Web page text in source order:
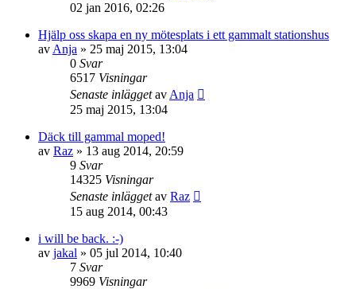
02 jan 2016, 02:26
Hjälp oss skapa en ny mötesplats i ett gammalt stationshus
av Anja » 25 maj 2015, 13:04
0 Svar
6517 Visningar
Senaste inläggetav Anja
25 maj 2015, 13:04
Däck till gammal moped!
av Raz » 13 aug 2014, 20:59
9 Svar
14325 Visningar
Senaste inläggetav Raz
15 aug 2014, 00:43
i will be back. :-)
av jakal » 05 jul 2014, 10:40
7 Svar
9969 Visningar